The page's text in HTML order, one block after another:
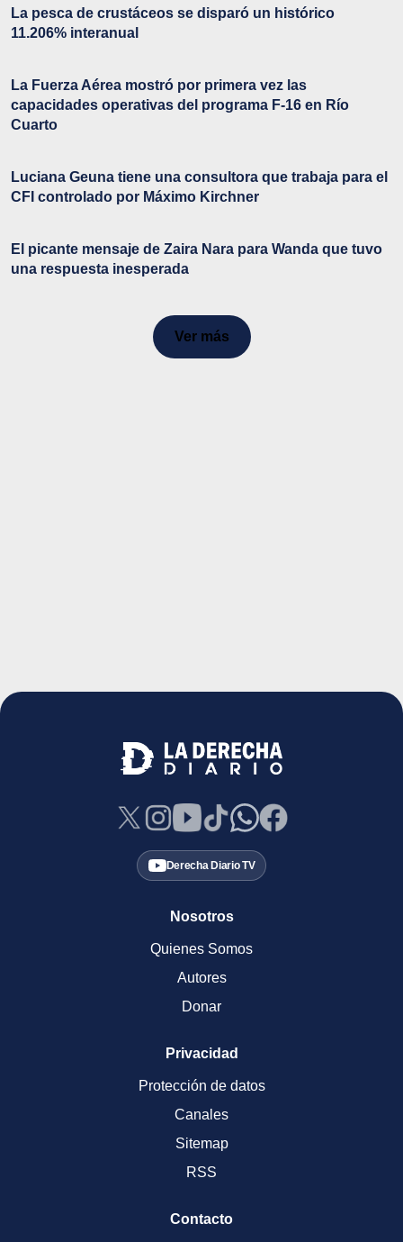
La pesca de crustáceos se disparó un histórico
11.206% interanual
La Fuerza Aérea mostró por primera vez las
capacidades operativas del programa F-16 en Río
Cuarto
Luciana Geuna tiene una consultora que trabaja para el
CFI controlado por Máximo Kirchner
El picante mensaje de Zaira Nara para Wanda que tuvo
una respuesta inesperada
Ver más
Derecha Diario TV
Nosotros
Quienes Somos
Autores
Donar
Privacidad
Protección de datos
Canales
Sitemap
RSS
Contacto